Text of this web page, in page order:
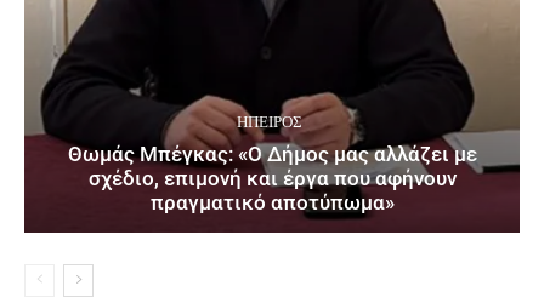
ΉΠΕΙΡΟΣ
Θωμάς Μπέγκας: «Ο Δήμος μας αλλάζει με
σχέδιο, επιμονή και έργα που αφήνουν
πραγματικό αποτύπωμα»